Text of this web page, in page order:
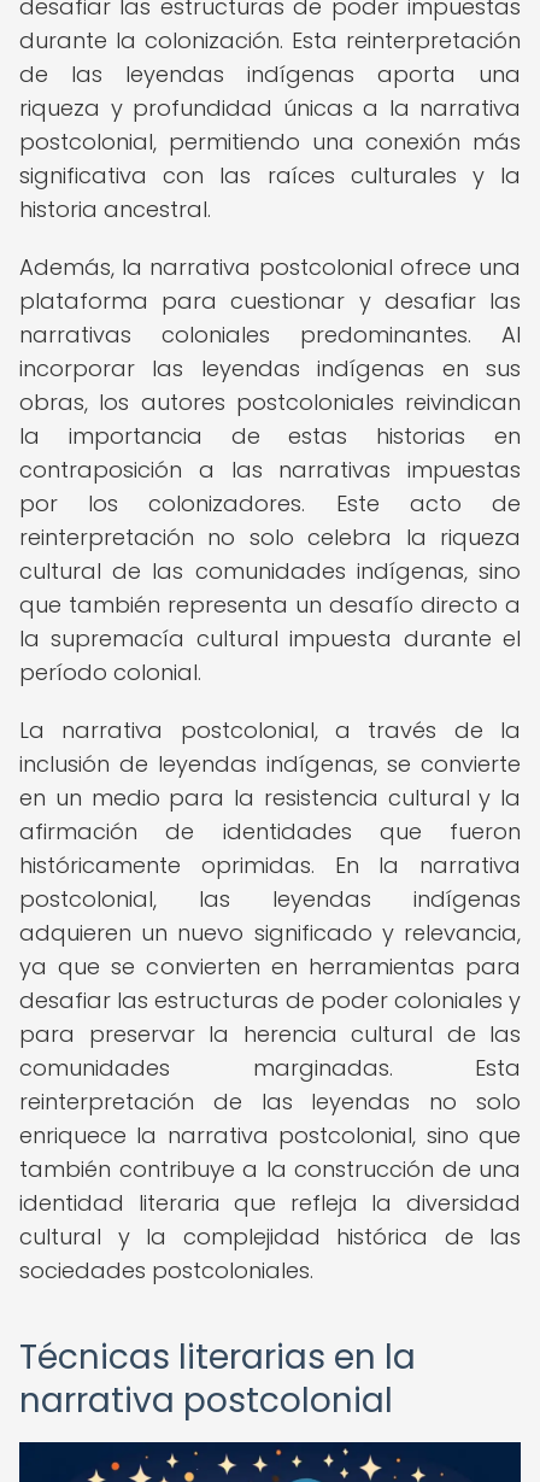
desafiar las estructuras de poder impuestas
durante la colonización. Esta reinterpretación
de las leyendas indígenas aporta una
riqueza y profundidad únicas a la narrativa
postcolonial, permitiendo una conexión más
significativa con las raíces culturales y la
historia ancestral.
Además, la narrativa postcolonial ofrece una
plataforma para cuestionar y desafiar las
narrativas coloniales predominantes. Al
incorporar las leyendas indígenas en sus
obras, los autores postcoloniales reivindican
la importancia de estas historias en
contraposición a las narrativas impuestas
por los colonizadores. Este acto de
reinterpretación no solo celebra la riqueza
cultural de las comunidades indígenas, sino
que también representa un desafío directo a
la supremacía cultural impuesta durante el
período colonial.
La narrativa postcolonial, a través de la
inclusión de leyendas indígenas, se convierte
en un medio para la resistencia cultural y la
afirmación de identidades que fueron
históricamente oprimidas. En la narrativa
postcolonial, las leyendas indígenas
adquieren un nuevo significado y relevancia,
ya que se convierten en herramientas para
desafiar las estructuras de poder coloniales y
para preservar la herencia cultural de las
comunidades marginadas. Esta
reinterpretación de las leyendas no solo
enriquece la narrativa postcolonial, sino que
también contribuye a la construcción de una
identidad literaria que refleja la diversidad
cultural y la complejidad histórica de las
sociedades postcoloniales.
Técnicas literarias en la
narrativa postcolonial